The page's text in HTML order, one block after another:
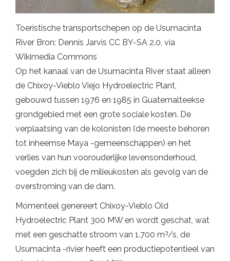
Toeristische transportschepen op de Usumacinta
River Bron: Dennis Jarvis CC BY-SA 2.0, via
Wikimedia Commons
Op het kanaal van de Usumacinta River staat alleen
de Chixoy-Vieblo Viejo Hydroelectric Plant,
gebouwd tussen 1976 en 1985 in Guatemalteekse
grondgebied met een grote sociale kosten. De
verplaatsing van de kolonisten (de meeste behoren
tot inheemse Maya -gemeenschappen) en het
verlies van hun voorouderlijke levensonderhoud,
voegden zich bij de milieukosten als gevolg van de
overstroming van de dam.
Momenteel genereert Chixoy-Vieblo Old
Hydroelectric Plant 300 MW en wordt geschat, wat
met een geschatte stroom van 1.700 m3/s, de
Usumacinta -rivier heeft een productiepotentieel van